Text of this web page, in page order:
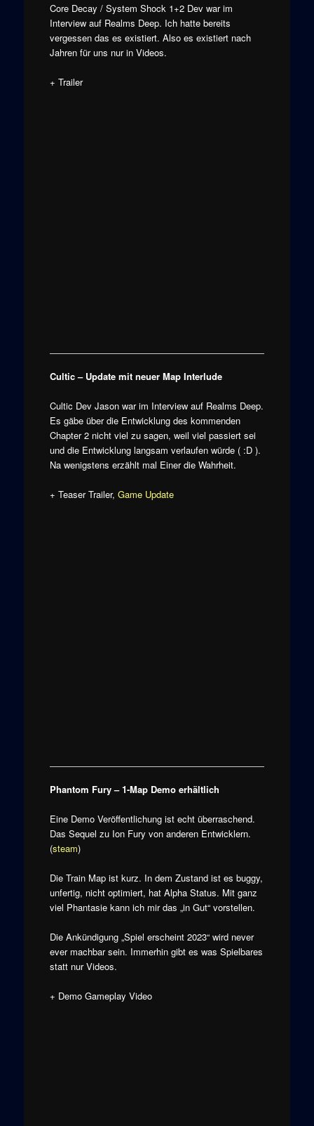
Core Decay / System Shock 1+2 Dev war im
Interview auf Realms Deep. Ich hatte bereits
vergessen das es existiert. Also es existiert nach
Jahren für uns nur in Videos.
+ Trailer
Cultic – Update mit neuer Map Interlude
Cultic Dev Jason war im Interview auf Realms Deep.
Es gäbe über die Entwicklung des kommenden
Chapter 2 nicht viel zu sagen, weil viel passiert sei
und die Entwicklung langsam verlaufen würde ( :D ).
Na wenigstens erzählt mal Einer die Wahrheit.
+ Teaser Trailer, Game Update
Phantom Fury – 1-Map Demo erhältlich
Eine Demo Veröffentlichung ist echt überraschend.
Das Sequel zu Ion Fury von anderen Entwicklern.
(steam)
Die Train Map ist kurz. In dem Zustand ist es buggy,
unfertig, nicht optimiert, hat Alpha Status. Mit ganz
viel Phantasie kann ich mir das „in Gut“ vorstellen.
Die Ankündigung „Spiel erscheint 2023“ wird never
ever machbar sein. Immerhin gibt es was Spielbares
statt nur Videos.
+ Demo Gameplay Video